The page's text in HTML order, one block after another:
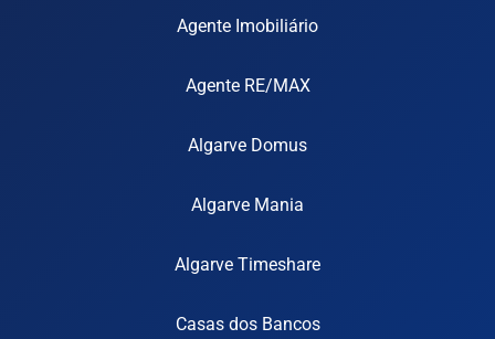
Agente Imobiliário
Agente RE/MAX
Algarve Domus
Algarve Mania
Algarve Timeshare
Casas dos Bancos